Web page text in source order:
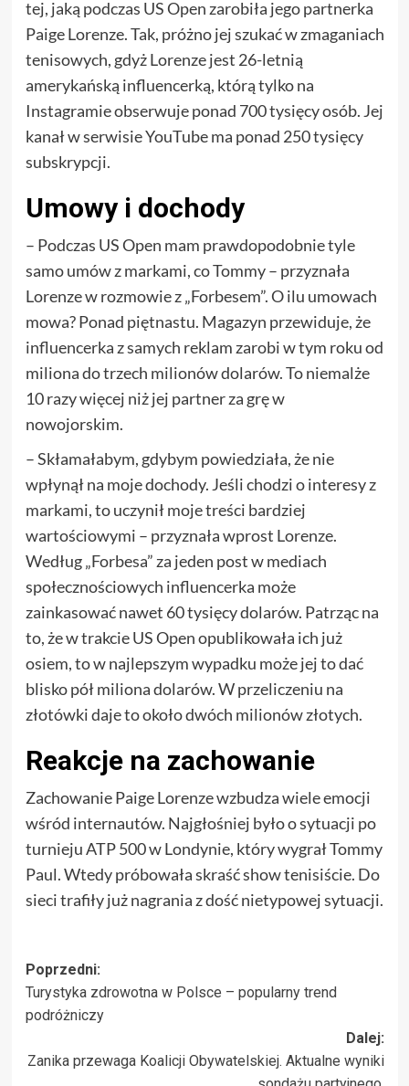
tej, jaką podczas US Open zarobiła jego partnerka
Paige Lorenze. Tak, próżno jej szukać w zmaganiach
tenisowych, gdyż Lorenze jest 26-letnią
amerykańską influencerką, którą tylko na
Instagramie obserwuje ponad 700 tysięcy osób. Jej
kanał w serwisie YouTube ma ponad 250 tysięcy
subskrypcji.
Umowy i dochody
– Podczas US Open mam prawdopodobnie tyle
samo umów z markami, co Tommy – przyznała
Lorenze w rozmowie z „Forbesem”. O ilu umowach
mowa? Ponad piętnastu. Magazyn przewiduje, że
influencerka z samych reklam zarobi w tym roku od
miliona do trzech milionów dolarów. To niemalże
10 razy więcej niż jej partner za grę w
nowojorskim.
– Skłamałabym, gdybym powiedziała, że nie
wpłynął na moje dochody. Jeśli chodzi o interesy z
markami, to uczynił moje treści bardziej
wartościowymi – przyznała wprost Lorenze.
Według „Forbesa” za jeden post w mediach
społecznościowych influencerka może
zainkasować nawet 60 tysięcy dolarów. Patrząc na
to, że w trakcie US Open opublikowała ich już
osiem, to w najlepszym wypadku może jej to dać
blisko pół miliona dolarów. W przeliczeniu na
złotówki daje to około dwóch milionów złotych.
Reakcje na zachowanie
Zachowanie Paige Lorenze wzbudza wiele emocji
wśród internautów. Najgłośniej było o sytuacji po
turnieju ATP 500 w Londynie, który wygrał Tommy
Paul. Wtedy próbowała skraść show tenisiście. Do
sieci trafiły już nagrania z dość nietypowej sytuacji.
Zobacz
wpisy
Poprzedni:
Turystyka zdrowotna w Polsce – popularny trend
podróżniczy
Dalej:
Zanika przewaga Koalicji Obywatelskiej. Aktualne wyniki